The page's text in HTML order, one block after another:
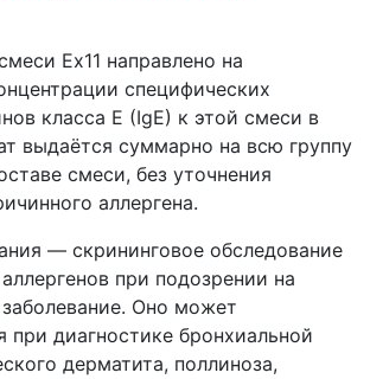
Ex11 направлено на
специфических
класса E (IgE) к этой смеси в
выдаётся суммарно на всю группу
смеси, без уточнения
аллергена.
— скрининговое обследование
при подозрении на
Оно может
при диагностике бронхиальной
дерматита, поллиноза,